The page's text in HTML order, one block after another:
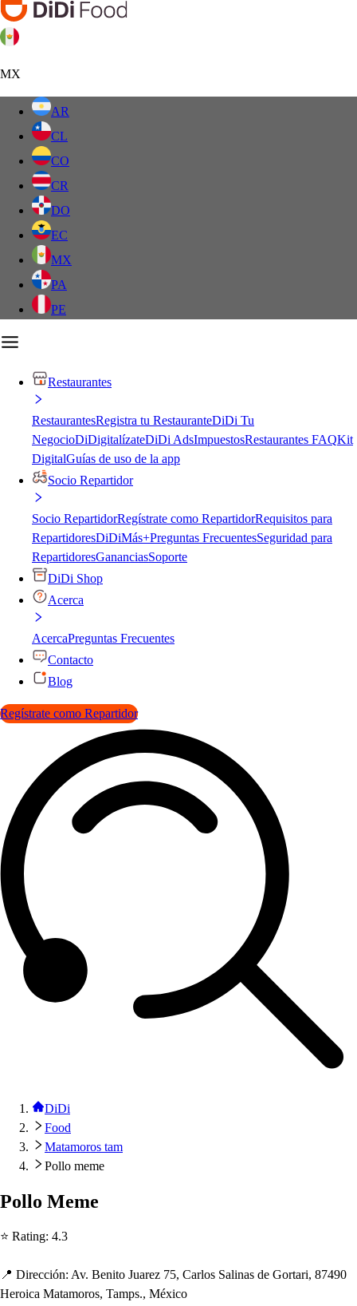
MX
AR
CL
CO
CR
DO
EC
MX
PA
PE
Restaurantes
RestaurantesRegistra tu RestauranteDiDi Tu
NegocioDiDigitalízateDiDi AdsImpuestosRestaurantes FAQKit
DigitalGuías de uso de la app
Socio Repartidor
Socio RepartidorRegístrate como RepartidorRequisitos para
RepartidoresDiDiMás+Preguntas FrecuentesSeguridad para
RepartidoresGananciasSoporte
DiDi Shop
Acerca
AcercaPreguntas Frecuentes
Contacto
Blog
Regístrate como Repartidor
DiDi
Food
Matamoros tam
Pollo meme
Pollo Meme
⭐ Rating: 4.3
📍 Dirección: Av. Benito Juarez 75, Carlos Salinas de Gortari, 87490
Heroica Matamoros, Tamps., México